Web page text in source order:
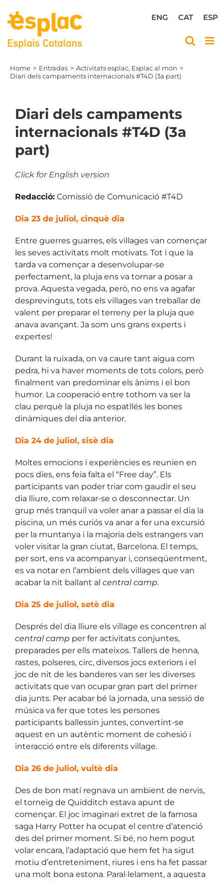
content
ESP
CAT
ENG
Home Entradas Activitats esplac Esplac al món
Diari dels campaments internacionals #T4D (3a part)
Diari dels campaments
internacionals #T4D (3a
part)
Click for English version
Redacció: Comissió de Comunicació #T4D
Dia 23 de juliol, cinquè dia
Entre guerres guarres, els villages van començar
les seves activitats molt motivats. Tot i que la
tarda va començar a desenvolupar-se
perfectament, la pluja ens va tornar a posar a
prova. Aquesta vegada, però, no ens va agafar
desprevinguts, tots els villages van treballar de
valent per preparar el terreny per la pluja que
anava avançant. Ja som uns grans experts i
expertes!
Durant la ruixada, on va caure tant aigua com
pedra, hi va haver moments de tots colors, però
finalment van predominar els ànims i el bon
humor. La cooperació entre tothom va ser la
clau perquè la pluja no espatllés les bones
dinàmiques del dia anterior.
Dia 24 de juliol, sisè dia
Moltes emocions i experiències es reunien en
pocs dies, ens feia falta el “Free day”. Els
participants van poder triar com gaudir el seu
dia lliure, com relaxar-se o desconnectar. Un
grup més tranquil va voler anar a passar el dia la
piscina, un més curiós va anar a fer una excursió
per la muntanya i la majoria dels estrangers van
voler visitar la gran ciutat, Barcelona. El temps,
per sort, ens va acompanyar i, conseqüentment,
es va notar en l’ambient dels villages que van
acabar la nit ballant al central camp.
Dia 25 de juliol, setè dia
Després del dia lliure els village es concentren al
central camp per fer activitats conjuntes,
preparades per ells mateixos. Tallers de henna,
rastes, polseres, circ, diversos jocs exteriors i el
joc de nit de les banderes van ser les diverses
activitats que van ocupar gran part del primer
dia junts. Per acabar bé la jornada, una sessió de
música va fer que totes les persones
participants ballessin juntes, convertint-se
aquest en un autèntic moment de cohesió i
interacció entre els diferents village.
Dia 26 de juliol, vuitè dia
Des de bon matí regnava un ambient de nervis,
el torneig de Quidditch estava apunt de
començar. El joc imaginari extret de la famosa
saga Harry Potter ha ocupat el centre d’atenció
des del primer moment. Si bé, no hem pogut
volar encara, l’adaptació que hem fet ha sigut
motiu d’entreteniment, riures i ens ha fet passar
una molt bona estona. Paral·lelament, a aquesta